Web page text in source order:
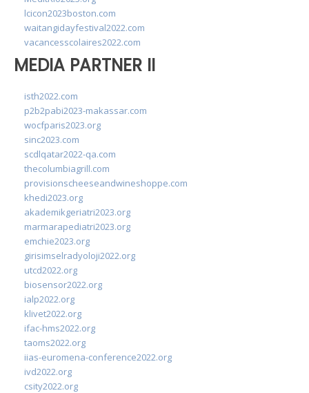
lcicon2023boston.com
waitangidayfestival2022.com
vacancesscolaires2022.com
MEDIA PARTNER II
isth2022.com
p2b2pabi2023-makassar.com
wocfparis2023.org
sinc2023.com
scdlqatar2022-qa.com
thecolumbiagrill.com
provisionscheeseandwineshoppe.com
khedi2023.org
akademikgeriatri2023.org
marmarapediatri2023.org
emchie2023.org
girisimselradyoloji2022.org
utcd2022.org
biosensor2022.org
ialp2022.org
klivet2022.org
ifac-hms2022.org
taoms2022.org
iias-euromena-conference2022.org
ivd2022.org
csity2022.org